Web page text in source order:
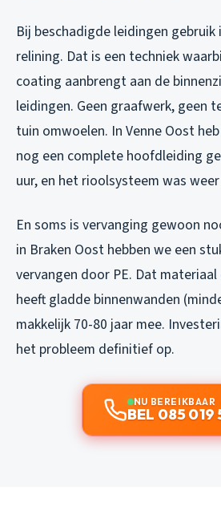
Bij beschadigde leidingen gebruik
relining. Dat is een techniek
coating aanbrengt aan de
leidingen. Geen graafwerk, geen
tuin omwoelen. In Venne Oost
nog een complete hoofdleiding
uur, en het rioolsysteem was
En soms is vervanging gewoon
in Braken Oost hebben we een
vervangen door PE. Dat
heeft gladde binnenwanden
makkelijk 70-80 jaar mee.
het probleem definitief op.
NU BEREIKBAAR
BEL 085 019